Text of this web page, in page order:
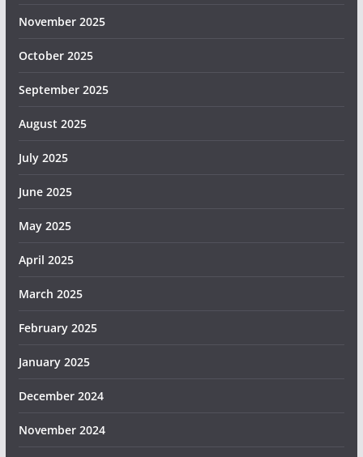
November 2025
October 2025
September 2025
August 2025
July 2025
June 2025
May 2025
April 2025
March 2025
February 2025
January 2025
December 2024
November 2024